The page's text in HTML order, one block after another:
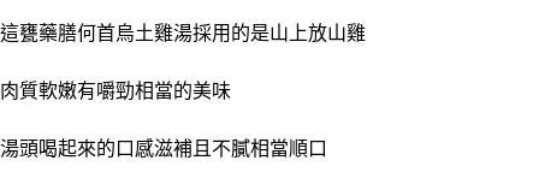
這甕藥膳何首烏土雞湯採用的是山上放山雞
肉質軟嫩有嚼勁相當的美味
湯頭喝起來的口感滋補且不膩相當順口